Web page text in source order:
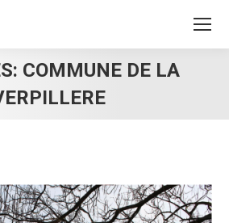
COMMUNE DE LA